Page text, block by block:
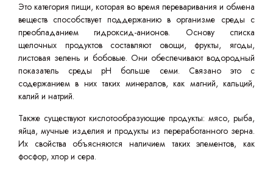
Это категория пищи, которая во время переваривания и обмена
веществ способствует поддержанию в организме среды с
преобладанием гидроксид-анионов. Основу списка
щелочных продуктов составляют овощи, фрукты, ягоды,
листовая зелень и бобовые. Они обеспечивают водородный
показатель среды pH больше семи. Связано это с
содержанием в них таких минералов, как магний, кальций,
калий и натрий.
Также существуют кислотообразующие продукты: мясо, рыба,
яйца, мучные изделия и продукты из переработанного зерна.
Их свойства объясняются наличием таких элементов, как
фосфор, хлор и сера.